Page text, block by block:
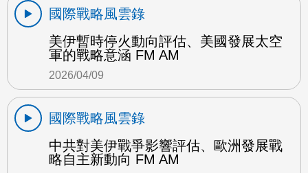
國際戰略風雲錄
美伊暫時停火動向評估、美國發展太空
軍的戰略意涵 FM AM
2026/04/09
國際戰略風雲錄
中共對美伊戰爭影響評估、歐洲發展戰
略自主新動向 FM AM